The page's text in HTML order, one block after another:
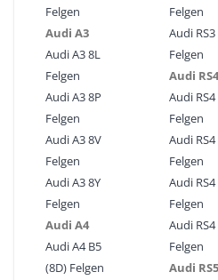
Felgen
Audi A3
Audi A3 8L
Felgen
Audi A3 8P
Felgen
Audi A3 8V
Felgen
Audi A3 8Y
Felgen
Audi A4
Audi A4 B5
(8D) Felgen
Felgen
Audi RS3
Felgen
Audi RS4
Audi RS4
Felgen
Audi RS4
Felgen
Audi RS4
Felgen
Audi RS4
Felgen
Audi RS5